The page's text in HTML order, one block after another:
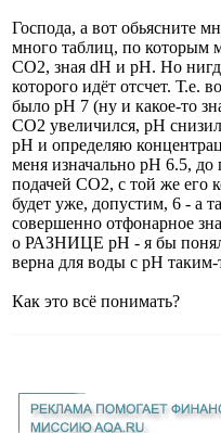
Господа, а вот обьясните
много таблиц, по которым
СО2, зная dH и pH. Но
которого идёт отсчет. Т.е.
было pH 7 (ну и какое-то
СО2 увеличился, pH
pH и определяю
меня изначально pH 6.5,
подачей СО2, с той же его
будет уже, допустим, 6 - а
совершенно отфонарное
о РАЗНИЦЕ pH - я бы
верна для воды с pH таким-
Как это всё понимать?